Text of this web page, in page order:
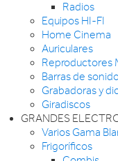
Radios
Equipos HI-FI
Home Cinema
Auriculares
Reproductores
Barras de
Grabadoras y
Giradiscos
GRANDES
Varios Gama
Frigoríficos